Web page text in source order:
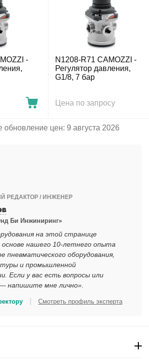
-
N1208-R71 CAMOZZI -
Регулятор давления,
G1/8, 7 бар
Цена по запросу
обновление цен: 9 августа 2026
РЕДАКТОР / ИНЖЕНЕР
Би Инжиниринг»
на этой странице
основе нашего 10-летнего опыта
пневматического оборудования,
и промышленной
Если у вас есть вопросы или
напишите мне лично».
Смотреть профиль эксперта